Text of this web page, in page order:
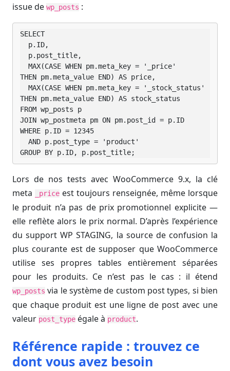
issue de wp_posts :
SELECT
THEN pm.meta_value END) AS price,
THEN pm.meta_value END) AS stock_status
FROM wp_posts p
JOIN wp_postmeta pm ON pm.post_id = p.ID
WHERE p.ID = 12345
GROUP BY p.ID, p.post_title;
Lors de nos tests avec WooCommerce 9.x, la clé
meta
_price est toujours renseignée, même lorsque
le produit n’a pas de prix promotionnel explicite —
elle reflète alors le prix normal. D’après l’expérience
du support WP STAGING, la source de confusion la
plus courante est de supposer que WooCommerce
utilise ses propres tables entièrement séparées
pour les produits. Ce n’est pas le cas : il étend
wp_posts via le système de custom post types, si bien
que chaque produit est une ligne de post avec une
valeur post_type égale à product.
Référence rapide : trouvez ce
dont vous avez besoin